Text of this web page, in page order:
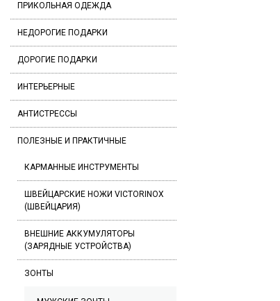
ПРИКОЛЬНАЯ ОДЕЖДА
НЕДОРОГИЕ ПОДАРКИ
ДОРОГИЕ ПОДАРКИ
ИНТЕРЬЕРНЫЕ
АНТИСТРЕССЫ
ПОЛЕЗНЫЕ И ПРАКТИЧНЫЕ
КАРМАННЫЕ ИНСТРУМЕНТЫ
ШВЕЙЦАРСКИЕ НОЖИ VICTORINOX
(ШВЕЙЦАРИЯ)
ВНЕШНИЕ АККУМУЛЯТОРЫ
(ЗАРЯДНЫЕ УСТРОЙСТВА)
ЗОНТЫ